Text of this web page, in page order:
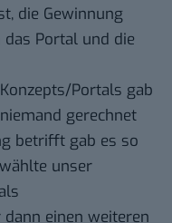
die Gewinnung
Portal und die
Portals gab
gerechnet
betrifft gab es so
unser
einen weiteren